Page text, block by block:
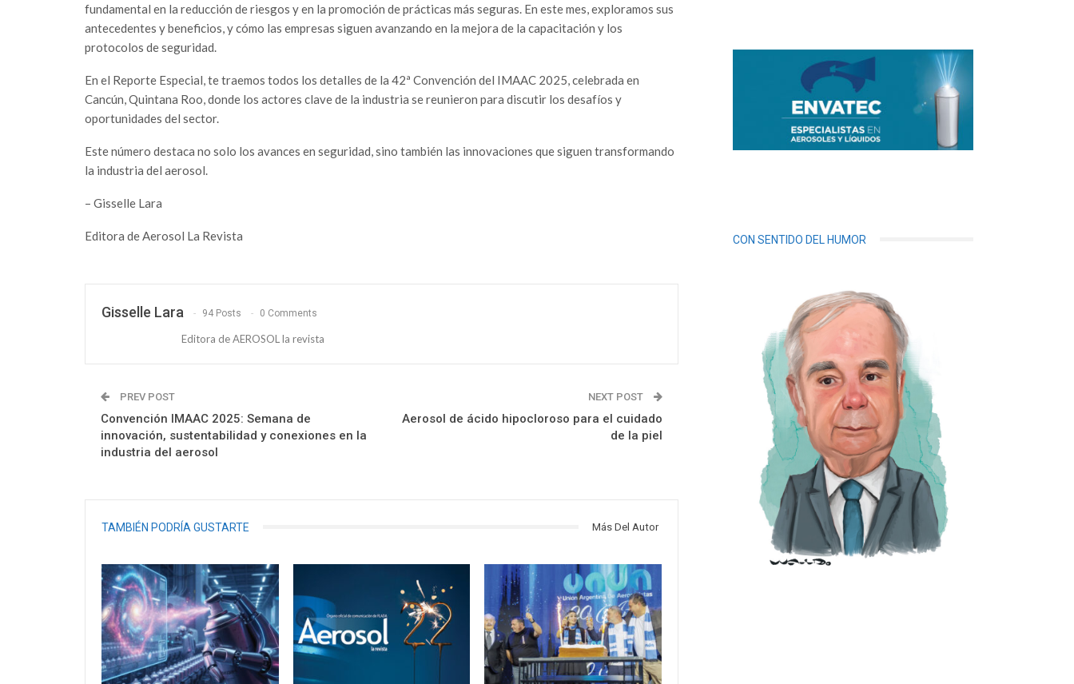
fundamental en la reducción de riesgos y en la promoción de prácticas más seguras. En este mes, exploramos sus
antecedentes y beneficios, y cómo las empresas siguen avanzando en la mejora de la capacitación y los
protocolos de seguridad.
En el Reporte Especial, te traemos todos los detalles de la 42ª Convención del IMAAC 2025, celebrada en
Cancún, Quintana Roo, donde los actores clave de la industria se reunieron para discutir los desafíos y
oportunidades del sector.
Este número destaca no solo los avances en seguridad, sino también las innovaciones que siguen transformando
la industria del aerosol.
– Gisselle Lara
Editora de Aerosol La Revista
Gisselle Lara 94 Posts 0 Comments
Editora de AEROSOL la revista
PREV POST
Convención IMAAC 2025: Semana de
innovación, sustentabilidad y conexiones en la
industria del aerosol
NEXT POST
Aerosol de ácido hipocloroso para el cuidado
de la piel
TAMBIÉN PODRÍA GUSTARTE Más Del Autor
CON SENTIDO DEL HUMOR